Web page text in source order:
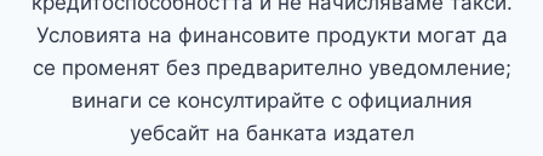
Условията на финансовите продукти могат да
се променят без предварително уведомление;
винаги се консултирайте с официалния
уебсайт на банката издател